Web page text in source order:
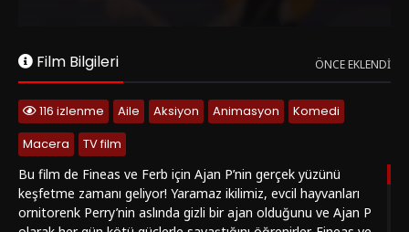
Film Bilgileri ÖNCE EKLENDI
116 izlenme Aile Aksiyon Animasyon
Komedi
Macera
TV film
Bu film de Fineas ve Ferb için Ajan P’nin gerçek yüzünü
keşfetme zamanı geliyor! Yaramaz ikilimiz, evcil hayvanları
ornitorenk Perry’nin aslında gizli bir ajan olduğunu ve Ajan P